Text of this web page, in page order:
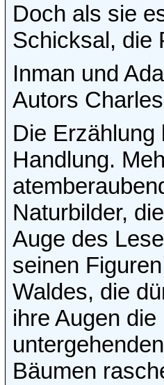
Doch als sie
Schicksal, die
Inman und
Autors
Die Erzählung
Handlung.
Naturbilder,
Auge des
seinen
Waldes, die
ihre Augen
Bäumen